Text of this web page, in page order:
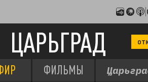
ЦАРЬГРАД
ФИЛЬМЫ